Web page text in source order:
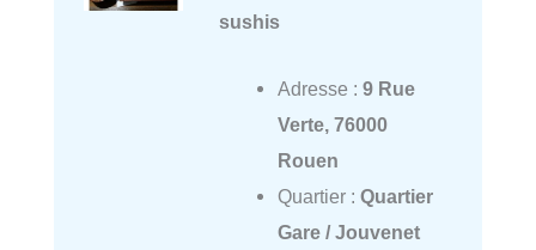
sushis
Adresse : 9 Rue
Verte, 76000
Rouen
Quartier : Quartier
Gare / Jouvenet